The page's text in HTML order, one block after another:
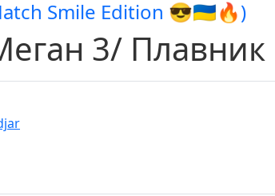
Smile Edition 😎🇺🇦🔥)
3/ Плавник